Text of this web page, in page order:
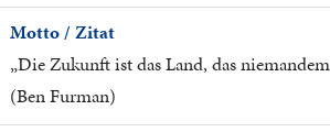
Motto / Zitat
„Die Zukunft ist das Land, das
(Ben Furman)